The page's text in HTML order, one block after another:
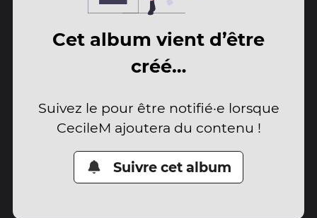
Cet album vient d’être
créé…
Suivez le pour être notifié·e lorsque
CecileM ajoutera du contenu !
Suivre cet album